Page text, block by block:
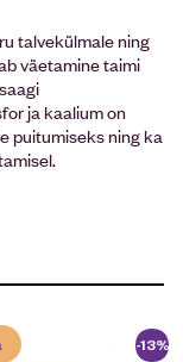
talvekülmale ning
väetamine taimi
ja kaalium on
puitumiseks ning ka
-13%